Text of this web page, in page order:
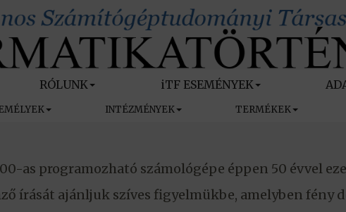
RÓLUNK iTF ESEMÉNYEK
INTÉZMÉNYEK TERMÉKEK
as programozható számológépe éppen 50 évvel
írását ajánljuk szíves figyelmükbe, amelyben fény